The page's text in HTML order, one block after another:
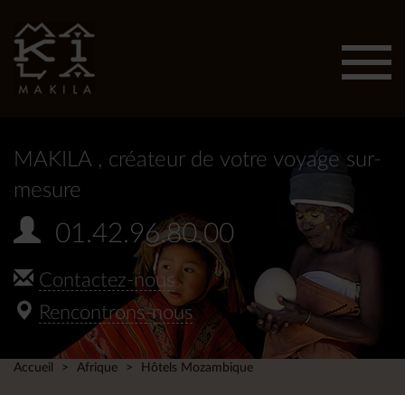
MAKILA , créateur de votre voyage sur-
mesure
01.42.96.80.00
Contactez-nous
Rencontrons-nous
Accueil Afrique Hôtels Mozambique